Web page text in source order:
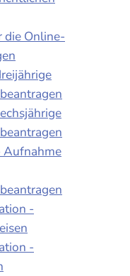
die Online-
Aufnahme
-
-